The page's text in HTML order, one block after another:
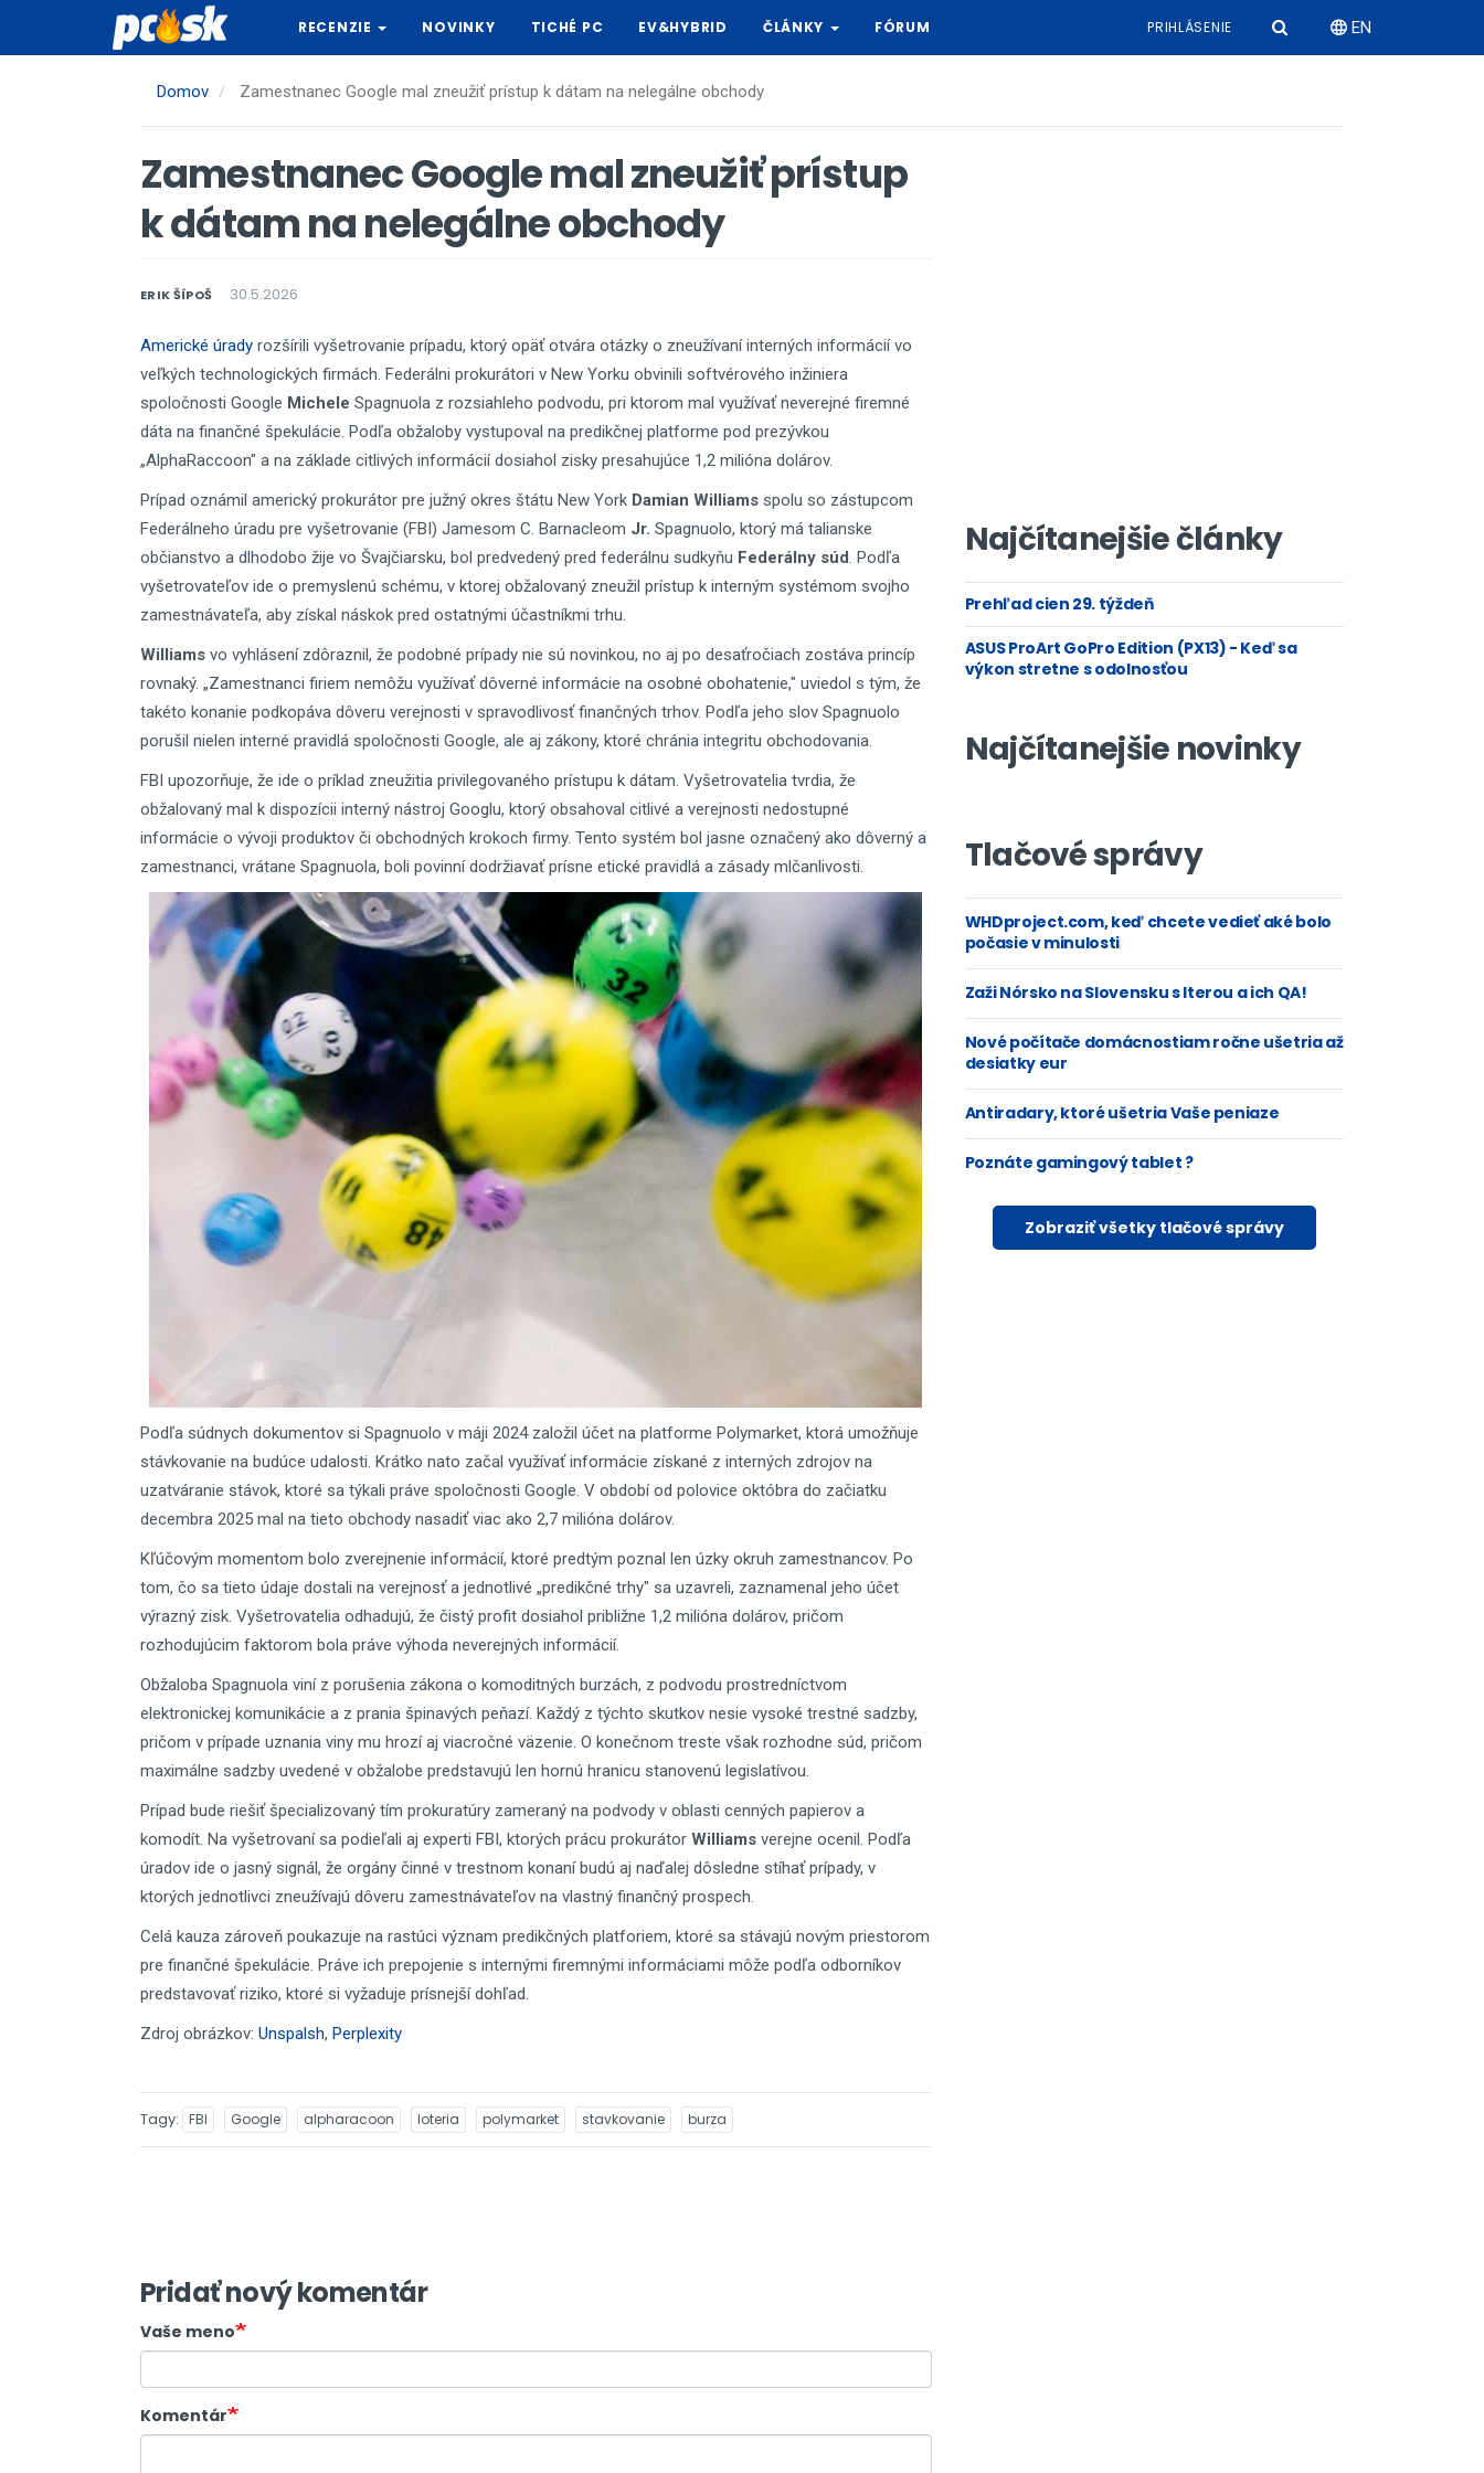
hlavný
RECENZIE NOVINKY TICHÉ PC EV&HYBRID ČLÁNKY FÓRUM PRIHLÁSENIE EN
Domov Zamestnanec Google mal zneužiť prístup k dátam na nelegálne obchody
Zamestnanec Google mal zneužiť prístup
k dátam na nelegálne obchody
ERIK ŠÍPOŠ 30.5.2026
Americké úrady rozšírili vyšetrovanie prípadu, ktorý opäť otvára otázky o zneužívaní interných informácií vo
veľkých technologických firmách. Federálni prokurátori v New Yorku obvinili softvérového inžiniera
spoločnosti Google Michele Spagnuola z rozsiahleho podvodu, pri ktorom mal využívať neverejné firemné
dáta na finančné špekulácie. Podľa obžaloby vystupoval na predikčnej platforme pod prezývkou
„AlphaRaccoon" a na základe citlivých informácií dosiahol zisky presahujúce 1,2 milióna dolárov.
Prípad oznámil americký prokurátor pre južný okres štátu New York Damian Williams spolu so zástupcom
Federálneho úradu pre vyšetrovanie (FBI) Jamesom C. Barnacleom Jr. Spagnuolo, ktorý má talianske
občianstvo a dlhodobo žije vo Švajčiarsku, bol predvedený pred federálnu sudkyňu Federálny súd. Podľa
vyšetrovateľov ide o premyslenú schému, v ktorej obžalovaný zneužil prístup k interným systémom svojho
zamestnávateľa, aby získal náskok pred ostatnými účastníkmi trhu.
Williams vo vyhlásení zdôraznil, že podobné prípady nie sú novinkou, no aj po desaťročiach zostáva princíp
rovnaký. „Zamestnanci firiem nemôžu využívať dôverné informácie na osobné obohatenie," uviedol s tým, že
takéto konanie podkopáva dôveru verejnosti v spravodlivosť finančných trhov. Podľa jeho slov Spagnuolo
porušil nielen interné pravidlá spoločnosti Google, ale aj zákony, ktoré chránia integritu obchodovania.
FBI upozorňuje, že ide o príklad zneužitia privilegovaného prístupu k dátam. Vyšetrovatelia tvrdia, že
obžalovaný mal k dispozícii interný nástroj Googlu, ktorý obsahoval citlivé a verejnosti nedostupné
informácie o vývoji produktov či obchodných krokoch firmy. Tento systém bol jasne označený ako dôverný a
zamestnanci, vrátane Spagnuola, boli povinní dodržiavať prísne etické pravidlá a zásady mlčanlivosti.
Podľa súdnych dokumentov si Spagnuolo v máji 2024 založil účet na platforme Polymarket, ktorá umožňuje
stávkovanie na budúce udalosti. Krátko nato začal využívať informácie získané z interných zdrojov na
uzatváranie stávok, ktoré sa týkali práve spoločnosti Google. V období od polovice októbra do začiatku
decembra 2025 mal na tieto obchody nasadiť viac ako 2,7 milióna dolárov.
Kľúčovým momentom bolo zverejnenie informácií, ktoré predtým poznal len úzky okruh zamestnancov. Po
tom, čo sa tieto údaje dostali na verejnosť a jednotlivé „predikčné trhy" sa uzavreli, zaznamenal jeho účet
výrazný zisk. Vyšetrovatelia odhadujú, že čistý profit dosiahol približne 1,2 milióna dolárov, pričom
rozhodujúcim faktorom bola práve výhoda neverejných informácií.
Obžaloba Spagnuola viní z porušenia zákona o komoditných burzách, z podvodu prostredníctvom
elektronickej komunikácie a z prania špinavých peňazí. Každý z týchto skutkov nesie vysoké trestné sadzby,
pričom v prípade uznania viny mu hrozí aj viacročné väzenie. O konečnom treste však rozhodne súd, pričom
maximálne sadzby uvedené v obžalobe predstavujú len hornú hranicu stanovenú legislatívou.
Prípad bude riešiť špecializovaný tím prokuratúry zameraný na podvody v oblasti cenných papierov a
komodít. Na vyšetrovaní sa podieľali aj experti FBI, ktorých prácu prokurátor Williams verejne ocenil. Podľa
úradov ide o jasný signál, že orgány činné v trestnom konaní budú aj naďalej dôsledne stíhať prípady, v
ktorých jednotlivci zneužívajú dôveru zamestnávateľov na vlastný finančný prospech.
Celá kauza zároveň poukazuje na rastúci význam predikčných platforiem, ktoré sa stávajú novým priestorom
pre finančné špekulácie. Práve ich prepojenie s internými firemnými informáciami môže podľa odborníkov
predstavovať riziko, ktoré si vyžaduje prísnejší dohľad.
Zdroj obrázkov: Unspalsh, Perplexity
Tagy FBI Google alpharacoon loteria polymarket stavkovanie burza
Pridať nový komentár
Vaše meno
Komentár
Najčítanejšie články
Prehľad cien 29. týždeň
ASUS ProArt GoPro Edition (PX13) - Keď sa
výkon stretne s odolnosťou
Najčítanejšie novinky
Tlačové správy
WHDproject.com, keď chcete vedieť aké bolo
počasie v minulosti
Zaži Nórsko na Slovensku s Iterou a ich QA!
Nové počítače domácnostiam ročne ušetria až
desiatky eur
Antiradary, ktoré ušetria Vaše peniaze
Poznáte gamingový tablet ?
Zobraziť všetky tlačové správy